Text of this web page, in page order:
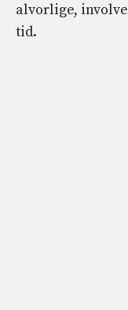
alvorlige,
tid.